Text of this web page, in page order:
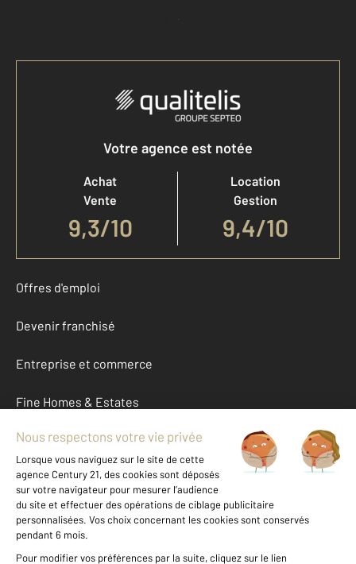
Accéder à mon compte
Votre agence est notée
Achat
Vente
9,3/10
Location
Gestion
9,4/10
Offres d'emploi
Devenir franchisé
Entreprise et commerce
Fine Homes & Estates
À propos
International
Nous contacter